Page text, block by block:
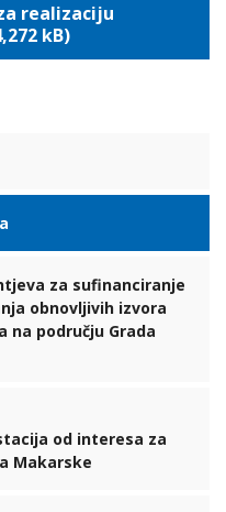
realizaciju
kB)
za sufinanciranje
obnovljivih izvora
na području Grada
od interesa za
Makarske